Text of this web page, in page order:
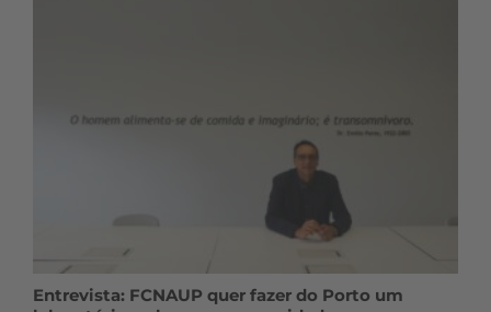
Entrevista: FCNAUP quer fazer do Porto um